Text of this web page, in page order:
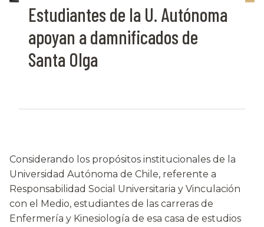
Estudiantes de la U. Autónoma
apoyan a damnificados de
Santa Olga
Considerando los propósitos institucionales de la
Universidad Autónoma de Chile, referente a
Responsabilidad Social Universitaria y Vinculación
con el Medio, estudiantes de las carreras de
Enfermería y Kinesiología de esa casa de estudios